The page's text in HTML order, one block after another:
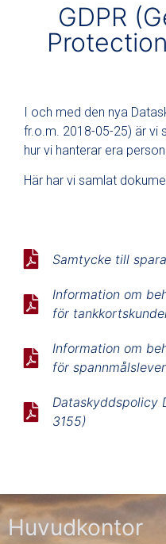
GDPR
I och med den nya
fr.o.m. 2018-05-25) är vi
hur vi hanterar era
Här har vi samlat
Samtycke till
Information om
för
Information om
för
Dataskyddspolicy
3155)
Huvudkontor